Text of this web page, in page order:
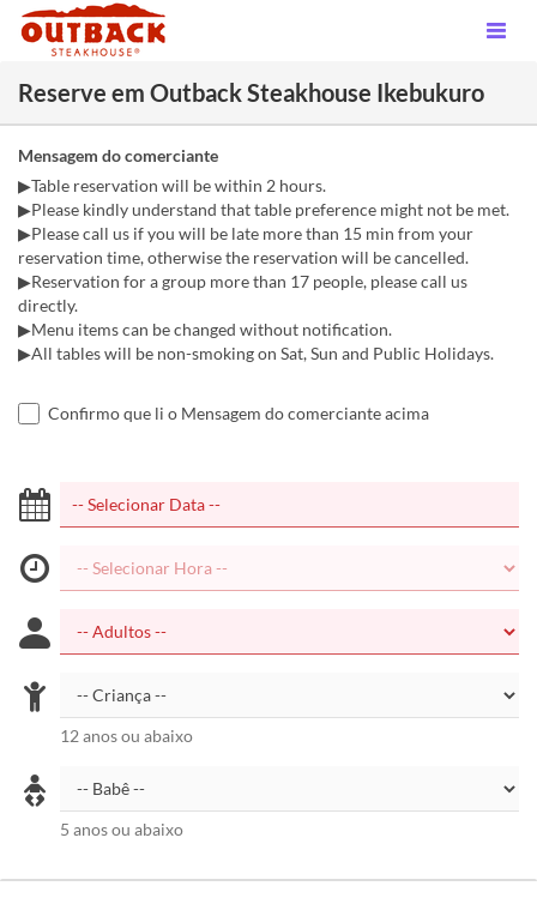
Reserve em Outback Steakhouse Ikebukuro
Mensagem do comerciante
▶Table reservation will be within 2 hours.
▶Please kindly understand that table preference might not be met.
▶Please call us if you will be late more than 15 min from your
reservation time, otherwise the reservation will be cancelled.
▶Reservation for a group more than 17 people, please call us
directly.
▶Menu items can be changed without notification.
▶All tables will be non-smoking on Sat, Sun and Public Holidays.
Confirmo que li o Mensagem do comerciante acima
12 anos ou abaixo
5 anos ou abaixo